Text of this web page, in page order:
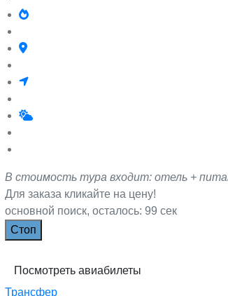
В стоимость тура входит: отель +
Для заказа кликайте на цену!
основной поиск, осталось: 99 сек
Поcмотреть авиабилеты
Трансфер